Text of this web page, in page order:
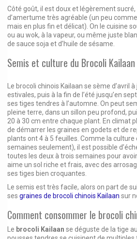
Côté goût, il est doux et légèrement
d’amertume très agréable (un peu
mais en plus fin et délicat). On le cuisine
ou au wok, à la vapeur, ou même juste
de sauce soja et d’huile de sésame.
Semis et culture du Brocoli Kailaan
Le brocoli chinois Kailaan se sème d’avril
estivales, puis à la fin de l’été jusqu’en
ses tiges tendres à l’automne. On peut
pleine terre, dans un sillon peu profond,
20 à 30 cm entre chaque plant. En climat
de démarrer les graines en godets et de
plants ont 4 à 5 feuilles. Comme la culture
semaines seulement), il est possible
toutes les deux à trois semaines pour avoir
aime un sol riche et frais, avec des
ses tiges bien croquantes.
Le semis est très facile, alors on part de
ses graines de brocoli chinois Kailaan sur
Comment consommer le brocoli
Le brocoli Kailaan se déguste de la tige